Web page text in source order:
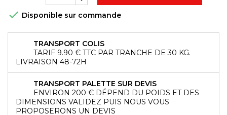
 Disponible sur commande
TRANSPORT COLIS
TARIF 9.90 € TTC PAR TRANCHE DE 30 KG.
LIVRAISON 48-72H
TRANSPORT PALETTE SUR DEVIS
ENVIRON 200 € DÉPEND DU POIDS ET DES
DIMENSIONS VALIDEZ PUIS NOUS VOUS
PROPOSERONS UN DEVIS